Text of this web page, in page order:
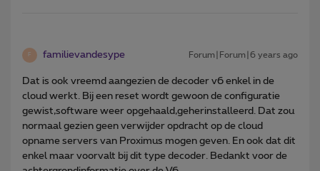
F familievandesype Forum|Forum|6 years ago
Dat is ook vreemd aangezien de decoder v6 enkel in de
cloud werkt. Bij een reset wordt gewoon de configuratie
gewist,software weer opgehaald,geherinstalleerd. Dat zou
normaal gezien geen verwijder opdracht op de cloud
opname servers van Proximus mogen geven. En ook dat dit
enkel maar voorvalt bij dit type decoder. Bedankt voor de